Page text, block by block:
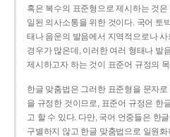
혹은 복수의 표준형으로 제시하는 것
일된 의사소통을 위한 것이다. 국어 토
태나 음운의 발음에서 지역적으로나
경우가 많은데, 이러한 여러 형태나 발
제시하고자 하는 것이 표준어 규정의
한글 맞춤법은 그러한 표준형을 문자
을 규정한 것이므로, 표준어 규정은 한
고 할 수 있다. 다만, 국어 언중들은 한
구별하지 않고 한글 맞춤법으로 일원